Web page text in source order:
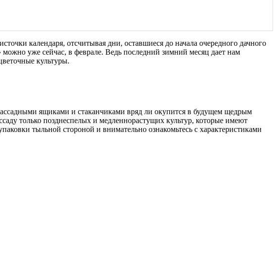
календаря, отсчитывая дни, оставшиеся до начала очередного дачного
можно уже сейчас, в феврале. Ведь последний зимний месяц дает нам
культуры.
ящиками и стаканчиками вряд ли окупится в будущем щедрым
только позднеспелых и медленнорастущих культур, которые имеют
тыльной стороной и внимательно ознакомьтесь с характеристиками